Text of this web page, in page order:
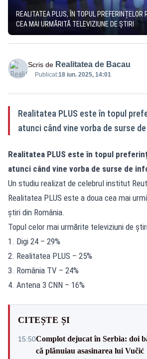
REALITATEA PLUS, ÎN TOPUL PREFERINȚELOR
CEA MAI URMĂRITĂ TELEVIZIUNE DE ȘTIRI
Scris de Realitatea de Bacau
Publicat:18 iun. 2025, 14:01
Realitatea PLUS este în topul
atunci când vine vorba de surse
Realitatea PLUS este în topul
atunci când vine vorba de surse de
Un studiu realizat de celebrul institut
Realitatea PLUS este a doua cea mai
știri din România.
Topul celor mai urmărite televiziuni de
1. Digi 24 – 29%
2. Realitatea PLUS – 25%
3. România TV – 24%
4. Antena 3 CNN – 16%
CITEȘTE ȘI
15:50Complot dejucat în Serbia: doi
că plănuiau asasinarea lui Vučić